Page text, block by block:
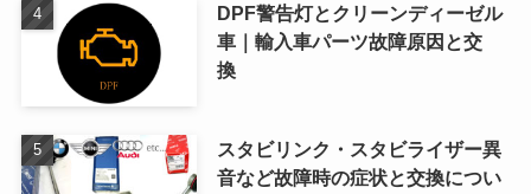
DPF警告灯とクリーンディーゼル
車｜輸入車パーツ故障原因と交
換
スタビリンク・スタビライザー異
音など故障時の症状と交換につい